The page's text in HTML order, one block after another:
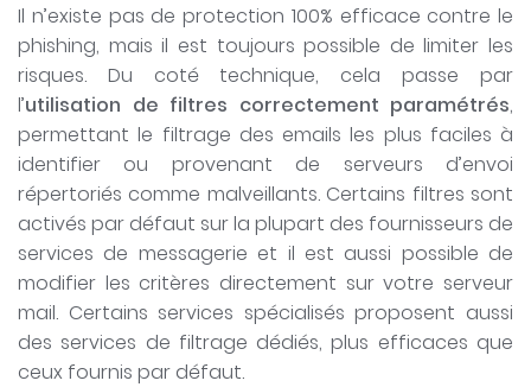
Il n’existe pas de protection 100% efficace contre le
phishing, mais il est toujours possible de limiter les
risques. Du coté technique, cela passe par
l’utilisation de filtres correctement paramétrés,
permettant le filtrage des emails les plus faciles à
identifier ou provenant de serveurs d’envoi
répertoriés comme malveillants. Certains filtres sont
activés par défaut sur la plupart des fournisseurs de
services de messagerie et il est aussi possible de
modifier les critères directement sur votre serveur
mail. Certains services spécialisés proposent aussi
des services de filtrage dédiés, plus efficaces que
ceux fournis par défaut.